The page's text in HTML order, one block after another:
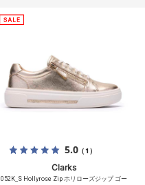
5.0（1）
Clarks
052K_S Hollyrose Zip ホリローズジップ ゴー